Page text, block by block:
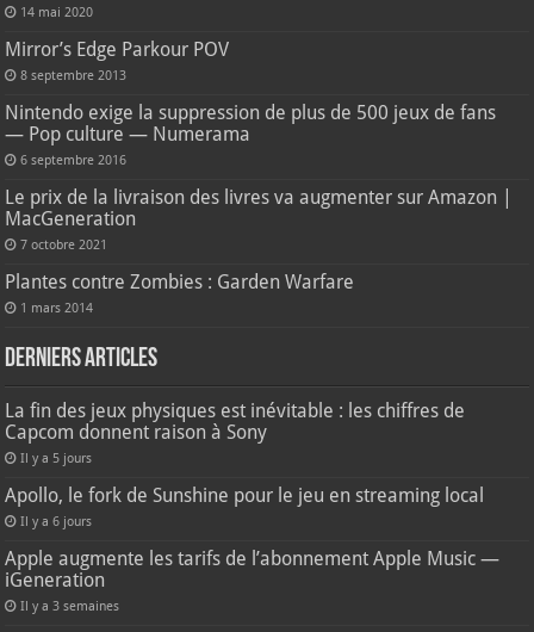
14 mai 2020
Mirror’s Edge Parkour POV
8 septembre 2013
Nintendo exige la suppression de plus de 500 jeux de fans
— Pop culture — Numerama
6 septembre 2016
Le prix de la livraison des livres va augmenter sur Amazon |
MacGeneration
7 octobre 2021
Plantes contre Zombies : Garden Warfare
1 mars 2014
Derniers articles
La fin des jeux physiques est inévitable : les chiffres de
Capcom donnent raison à Sony
Il y a 5 jours
Apollo, le fork de Sunshine pour le jeu en streaming local
Il y a 6 jours
Apple augmente les tarifs de l’abonnement Apple Music —
iGeneration
Il y a 3 semaines